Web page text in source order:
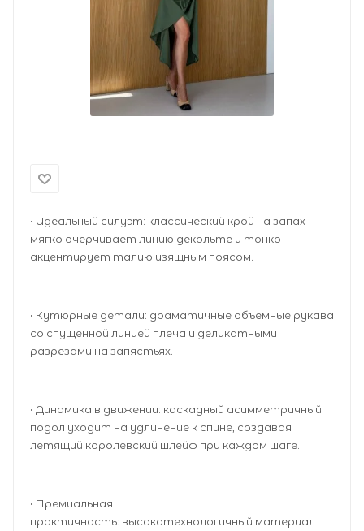
• Идеальный силуэт: классический крой на запах
мягко очерчивает линию декольте и тонко
акцентирует талию изящным поясом.
• Кутюрные детали: драматичные объемные рукава
со спущенной линией плеча и деликатными
разрезами на запястьях.
• Динамика в движении: каскадный асимметричный
подол уходит на удлинение к спине, создавая
летящий королевский шлейф при каждом шаге.
• Премиальная
практичность: высокотехнологичный материал